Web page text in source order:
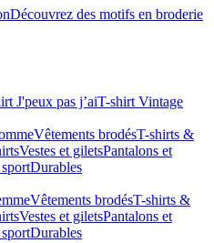
Découvrez des motifs en broderie
J'peux pas j’aiT-shirt Vintage
Vêtements brodésT-shirts &
Vestes et giletsPantalons et
Durables
Vêtements brodésT-shirts &
Vestes et giletsPantalons et
Durables